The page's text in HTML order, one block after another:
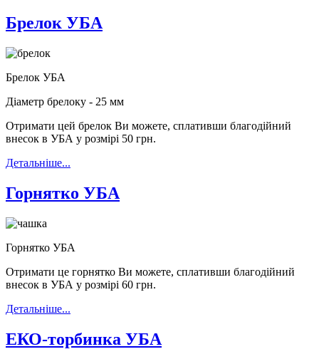
Брелок УБА
Брелок УБА
Діаметр брелоку - 25 мм
Отримати цей брелок Ви можете, сплативши благодійний
внесок в УБА у розмірі 50 грн.
Детальніше...
Горнятко УБА
Горнятко УБА
Отримати це горнятко Ви можете, сплативши благодійний
внесок в УБА у розмірі 60 грн.
Детальніше...
ЕКО-торбинка УБА